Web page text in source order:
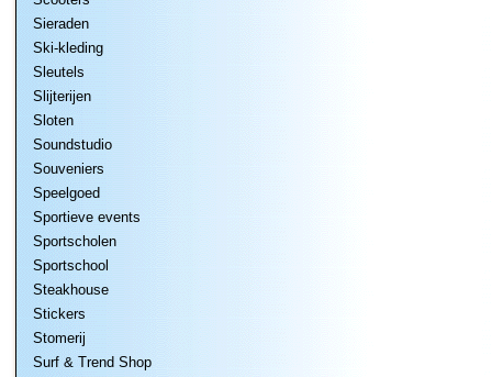
Sieraden
Ski-kleding
Sleutels
Slijterijen
Sloten
Soundstudio
Souveniers
Speelgoed
Sportieve events
Sportscholen
Sportschool
Steakhouse
Stickers
Stomerij
Surf & Trend Shop